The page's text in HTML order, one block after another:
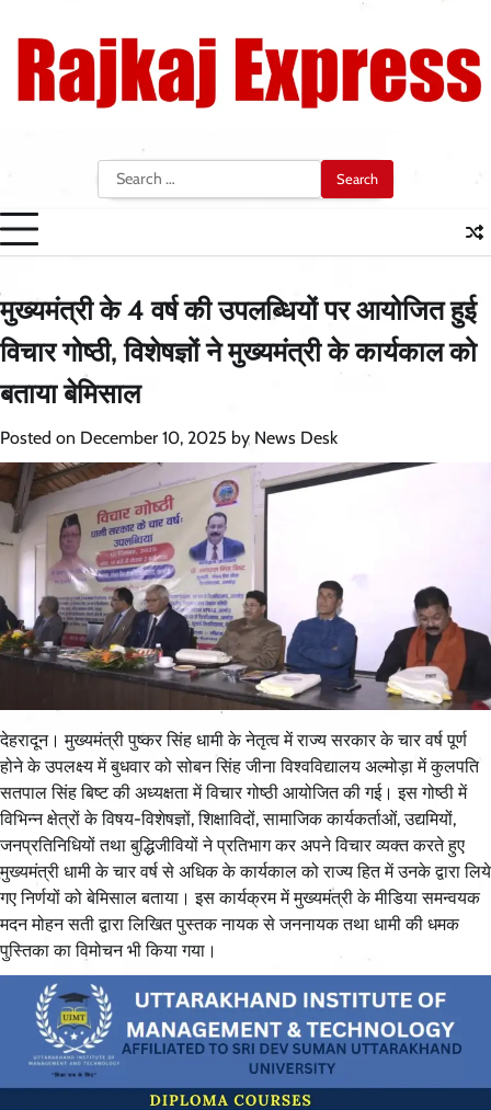
content
Search
for:
मुख्यमंत्री के 4 वर्ष की उपलब्धियों पर आयोजित हुई
विचार गोष्ठी, विशेषज्ञों ने मुख्यमंत्री के कार्यकाल को
बताया बेमिसाल
Posted on December 10, 2025 by News Desk
देहरादून। मुख्यमंत्री पुष्कर सिंह धामी के नेतृत्व में राज्य सरकार के चार वर्ष पूर्ण
होने के उपलक्ष्य में बुधवार को सोबन सिंह जीना विश्वविद्यालय अल्मोड़ा में कुलपति
सतपाल सिंह बिष्ट की अध्यक्षता में विचार गोष्ठी आयोजित की गई। इस गोष्ठी में
विभिन्न क्षेत्रों के विषय-विशेषज्ञों, शिक्षाविदों, सामाजिक कार्यकर्ताओं, उद्यमियों,
जनप्रतिनिधियों तथा बुद्धिजीवियों ने प्रतिभाग कर अपने विचार व्यक्त करते हुए
मुख्यमंत्री धामी के चार वर्ष से अधिक के कार्यकाल को राज्य हित में उनके द्वारा लिये
गए निर्णयों को बेमिसाल बताया। इस कार्यक्रम में मुख्यमंत्री के मीडिया समन्वयक
मदन मोहन सती द्वारा लिखित पुस्तक नायक से जननायक तथा धामी की धमक
पुस्तिका का विमोचन भी किया गया।